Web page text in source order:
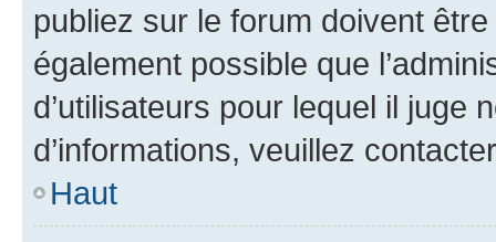
publiez sur le forum doivent
également possible que
d’utilisateurs pour lequel il juge
d’informations, veuillez
Haut